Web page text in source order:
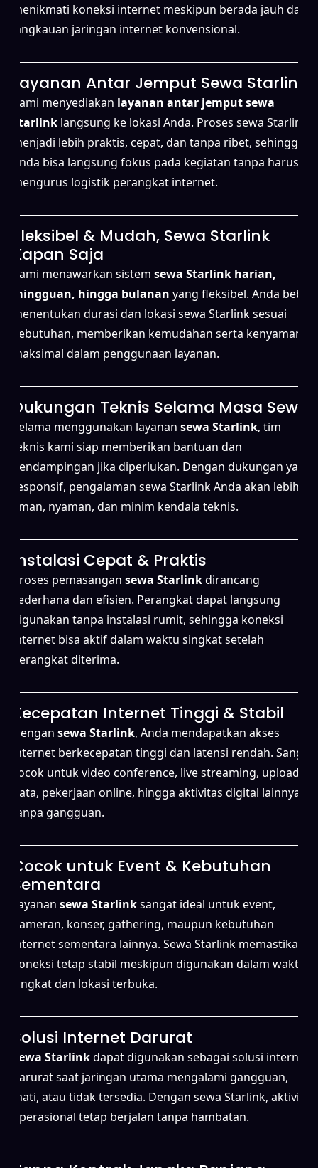
menikmati koneksi internet meskipun berada jauh dari
jangkauan jaringan internet konvensional.
Layanan Antar Jemput Sewa Starlink
Kami menyediakan layanan antar jemput sewa
Starlink langsung ke lokasi Anda. Proses sewa Starlink
menjadi lebih praktis, cepat, dan tanpa ribet, sehingga
Anda bisa langsung fokus pada kegiatan tanpa harus
mengurus logistik perangkat internet.
Fleksibel & Mudah, Sewa Starlink
Kapan Saja
Kami menawarkan sistemsewa Starlink harian,
mingguan, hingga bulanan yang fleksibel. Anda bebas
menentukan durasi dan lokasi sewa Starlink sesuai
kebutuhan, memberikan kemudahan serta kenyamanan
maksimal dalam penggunaan layanan.
Dukungan Teknis Selama Masa Sewa
Selama menggunakan layanansewa Starlink, tim
teknis kami siap memberikan bantuan dan
pendampingan jika diperlukan. Dengan dukungan yang
responsif, pengalaman sewa Starlink Anda akan lebih
aman, nyaman, dan minim kendala teknis.
Instalasi Cepat & Praktis
Proses pemasangansewa Starlinkdirancang
sederhana dan efisien. Perangkat dapat langsung
digunakan tanpa instalasi rumit, sehingga koneksi
internet bisa aktif dalam waktu singkat setelah
perangkat diterima.
Kecepatan Internet Tinggi & Stabil
Dengansewa Starlink, Anda mendapatkan akses
internet berkecepatan tinggi dan latensi rendah. Sangat
cocok untuk video conference, live streaming, upload
data, pekerjaan online, hingga aktivitas digital lainnya
tanpa gangguan.
Cocok untuk Event & Kebutuhan
Sementara
Layanansewa Starlinksangat ideal untuk event,
pameran, konser, gathering, maupun kebutuhan
internet sementara lainnya. Sewa Starlink memastikan
koneksi tetap stabil meskipun digunakan dalam waktu
singkat dan lokasi terbuka.
Solusi Internet Darurat
Sewa Starlinkdapat digunakan sebagai solusi internet
darurat saat jaringan utama mengalami gangguan,
mati, atau tidak tersedia. Dengan sewa Starlink, aktivitas
operasional tetap berjalan tanpa hambatan.